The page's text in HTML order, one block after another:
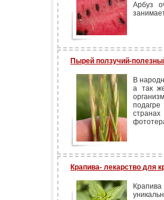
Арбуз
Пырей ползучий-
В
а так
Крапива- лекарство для
Крапива